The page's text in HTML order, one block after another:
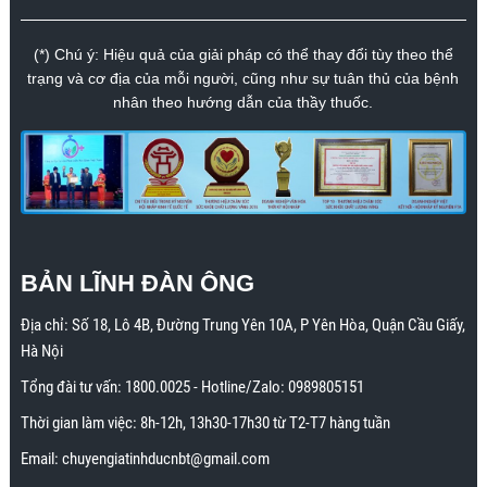
(*) Chú ý: Hiệu quả của giải pháp có thể thay đổi tùy theo thể
trạng và cơ địa của mỗi người, cũng như sự tuân thủ của bệnh
nhân theo hướng dẫn của thầy thuốc.
BẢN LĨNH ĐÀN ÔNG
Địa chỉ: Số 18, Lô 4B, Đường Trung Yên 10A, P Yên Hòa, Quận Cầu Giấy,
Hà Nội
Tổng đài tư vấn: 1800.0025- Hotline/Zalo: 0989805151
Thời gian làm việc: 8h-12h, 13h30-17h30 từ T2-T7 hàng tuần
Email: chuyengiatinhducnbt@gmail.com